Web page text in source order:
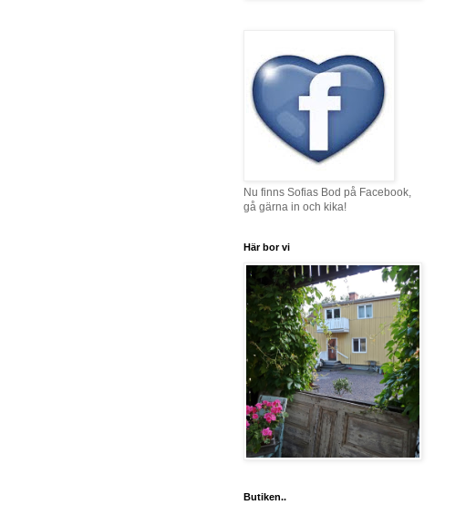
Nu finns Sofias Bod på Facebook,
gå gärna in och kika!
Här bor vi
Butiken..